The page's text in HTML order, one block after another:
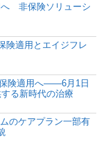
へ 非保険ソリューシ
険適用とエイジフレ
険適用へ――6月1日
る新時代の治療
のケアプラン一部有